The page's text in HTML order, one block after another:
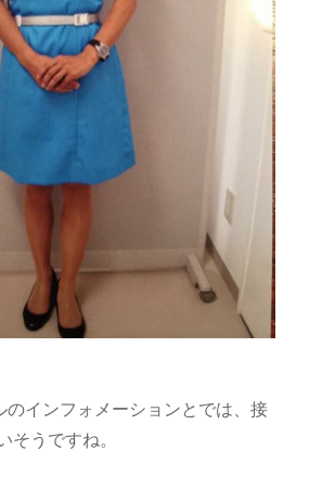
インフォメーションとでは、接
うですね。